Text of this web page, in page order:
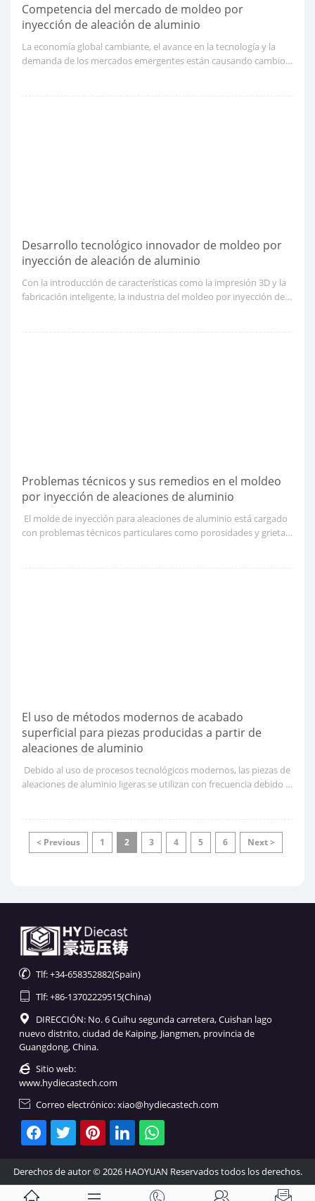
Competencia del mercado de moldeo por
inyección de aleación de aluminio
La economía global cambiante, el avance en la tecnología y la
demanda de los mercados emergentes están causando cambios
Desarrollo tecnológico innovador de moldeo por
inyección de aleación de aluminio
Con la introducción de características como la impresión 3D y la
fabricación inteligente, la industria del moldeo por inyección de
Problemas técnicos y sus remedios en el moldeo
por inyección de aleaciones de aluminio
​ El molde de inyección para aleaciones de aluminio está cargado
con problemas técnicos particulares como porosidades y grietas.
El uso de métodos modernos de acabado
superficial para piezas producidas a partir de
aleaciones de aluminio
​ Debido al uso de procesos tecnológicos modernos, las piezas de
aleaciones de aluminio ligeras se utilizan con frecuencia debido a
recubrimiento.
< Previous 1 2 3 4 5 6 Next >
 Tlf: +34-658352882(Spain)
 Tlf: +86-13702229515(China)

DIRECCIÓN: No. 6 Cuihu segunda carretera, Cuishan lago
nuevo distrito, ciudad de Kaiping, Jiangmen, provincia de
Guangdong, China.
 Sitio web:
www.hydiecastech.com
 Correo electrónico: xiao@hydiecastech.com
Derechos de autor © 2026 HAOYUAN Reservados todos los derechos.
    